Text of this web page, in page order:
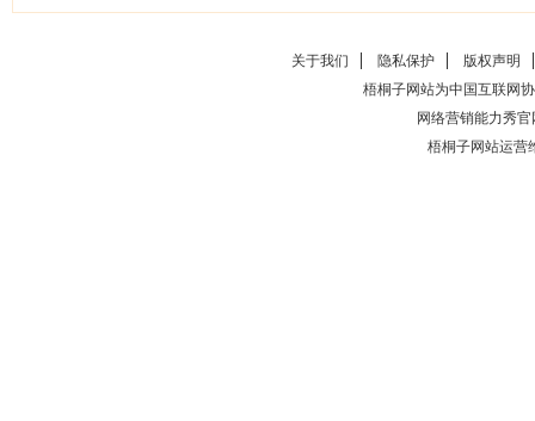
关于我们 隐私保护
版权声明
梧桐子网站为中国互联网
网络营销能力秀官
梧桐子网站运营